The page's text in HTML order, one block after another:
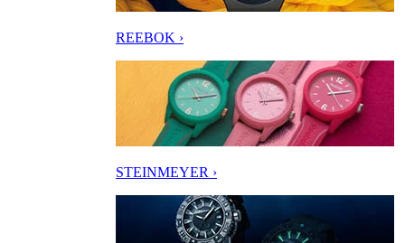
REEBOK ›
STEINMEYER ›